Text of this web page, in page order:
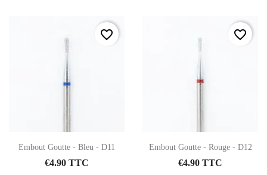
Embout Goutte - Bleu - D11
€4.90 TTC
favorite_border
Embout Goutte - Rouge - D12
€4.90 TTC
favorite_border